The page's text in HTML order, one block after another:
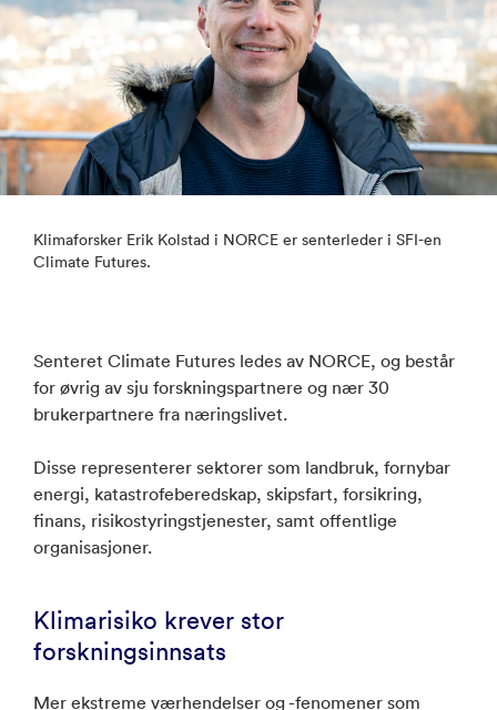
Klimaforsker Erik Kolstad i NORCE er senterleder i SFI-en
Climate Futures.
Senteret Climate Futures ledes av NORCE, og består
for øvrig av sju forskningspartnere og nær 30
brukerpartnere fra næringslivet.
Disse representerer sektorer som landbruk, fornybar
energi, katastrofeberedskap, skipsfart, forsikring,
finans, risikostyringstjenester, samt offentlige
organisasjoner.
Klimarisiko krever stor
forskningsinnsats
Mer ekstreme værhendelser og -fenomener som